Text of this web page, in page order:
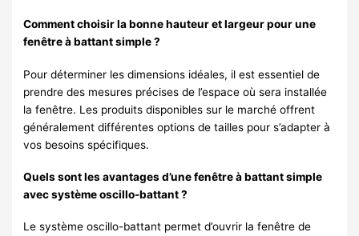
Comment choisir la bonne hauteur et largeur pour une
fenêtre à battant simple ?
Pour déterminer les dimensions idéales, il est essentiel de
prendre des mesures précises de l’espace où sera installée
la fenêtre. Les produits disponibles sur le marché offrent
généralement différentes options de tailles pour s’adapter à
vos besoins spécifiques.
Quels sont les avantages d’une fenêtre à battant simple
avec système oscillo-battant ?
Le système oscillo-battant permet d’ouvrir la fenêtre de